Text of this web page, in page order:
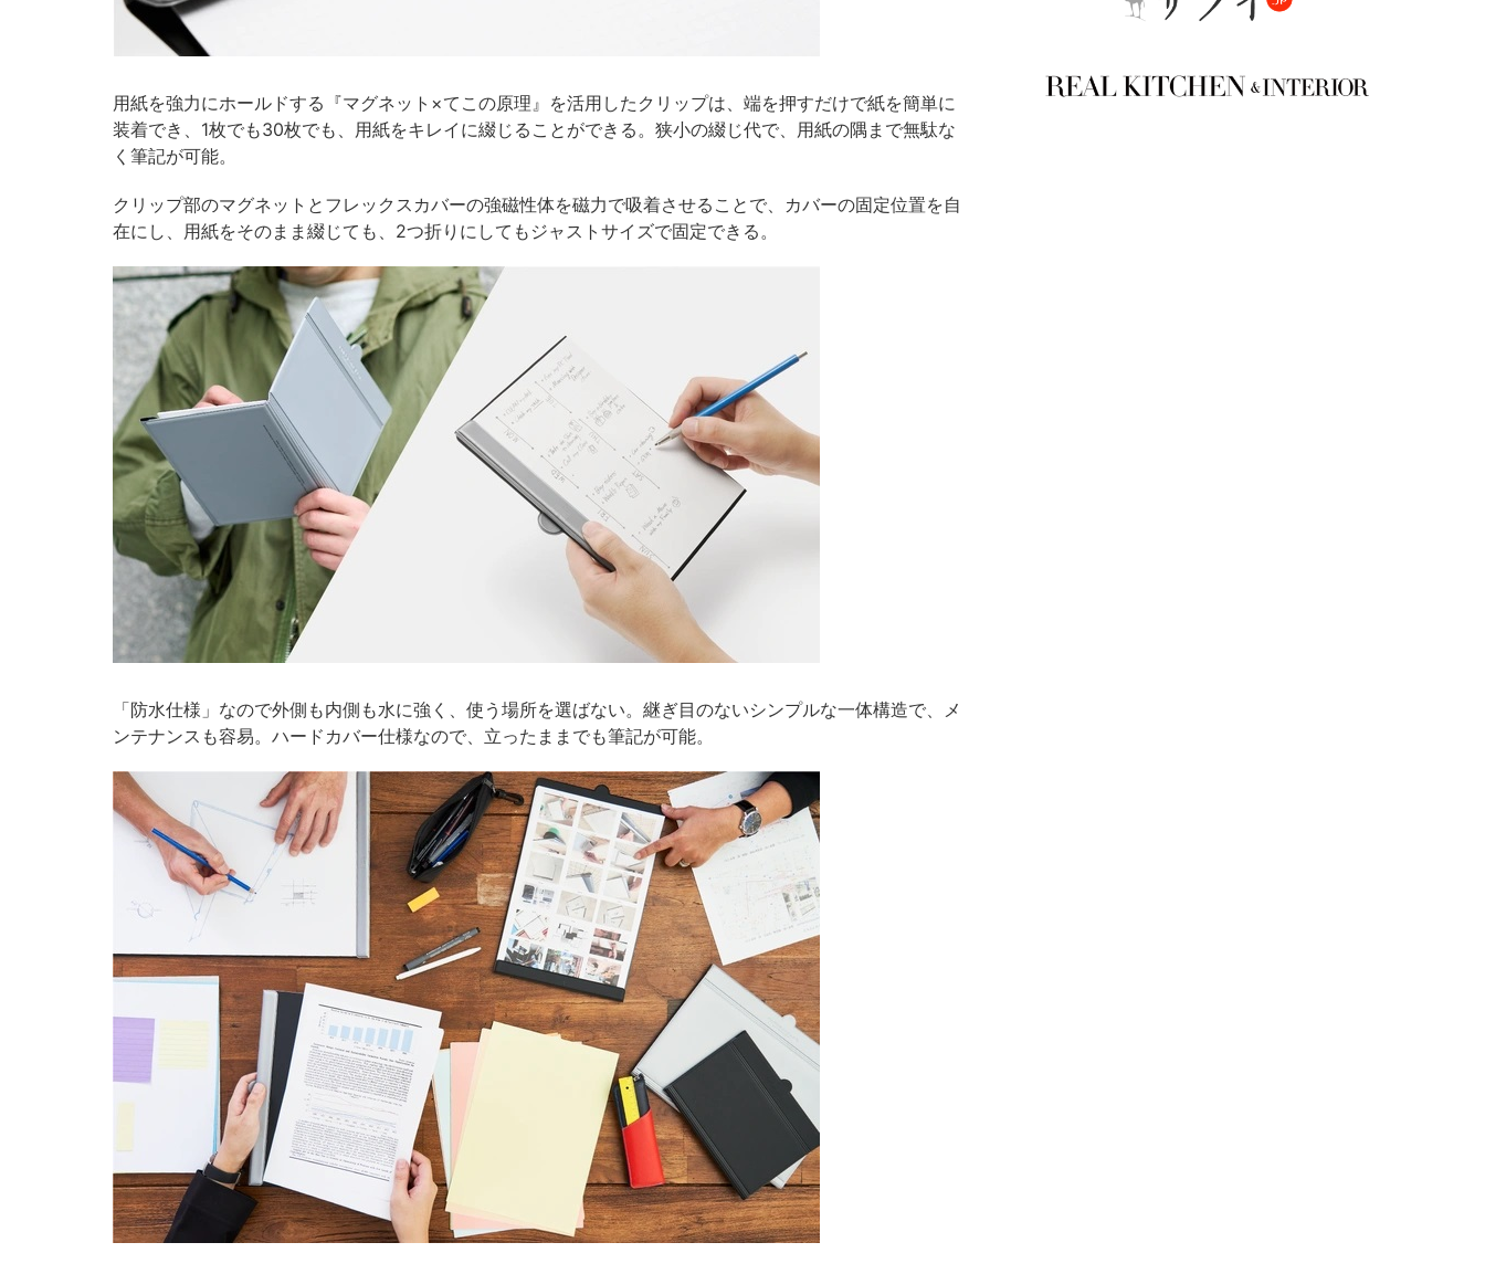
用紙を強力にホールドする『マグネット×てこの原理』を活用したクリップは、端を押すだけで紙を簡単に
装着でき、1枚でも30枚でも、用紙をキレイに綴じることができる。狭小の綴じ代で、用紙の隅まで無駄な
く筆記が可能。
クリップ部のマグネットとフレックスカバーの強磁性体を磁力で吸着させることで、カバーの固定位置を自
在にし、用紙をそのまま綴じても、2つ折りにしてもジャストサイズで固定できる。
「防水仕様」なので外側も内側も水に強く、使う場所を選ばない。継ぎ目のないシンプルな一体構造で、メ
ンテナンスも容易。ハードカバー仕様なので、立ったままでも筆記が可能。